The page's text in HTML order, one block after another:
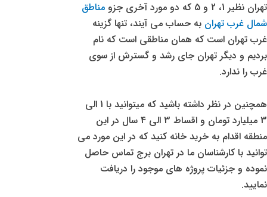
تهران نظیر 1، 2 و 5 که دو مورد آخری جزو
مناطق
شمال غرب تهران به حساب می آیند، تنها گزینه
غرب تهران است که همان مناطقی است که نام
بردیم و دیگر تهران جای رشد و گسترش از سوی
غرب را ندارد.
همچنین در نظر داشته باشید که میتوانید با 1 الی
3 میلیارد تومان و اقساط 3 الی 4 سال در این
منطقه اقدام به خرید خانه کنید که در این مورد می
توانید با کارشناسان ما در تهران برج تماس حاصل
نموده و جزئیات پروژه های موجود را دریافت
نمایید.